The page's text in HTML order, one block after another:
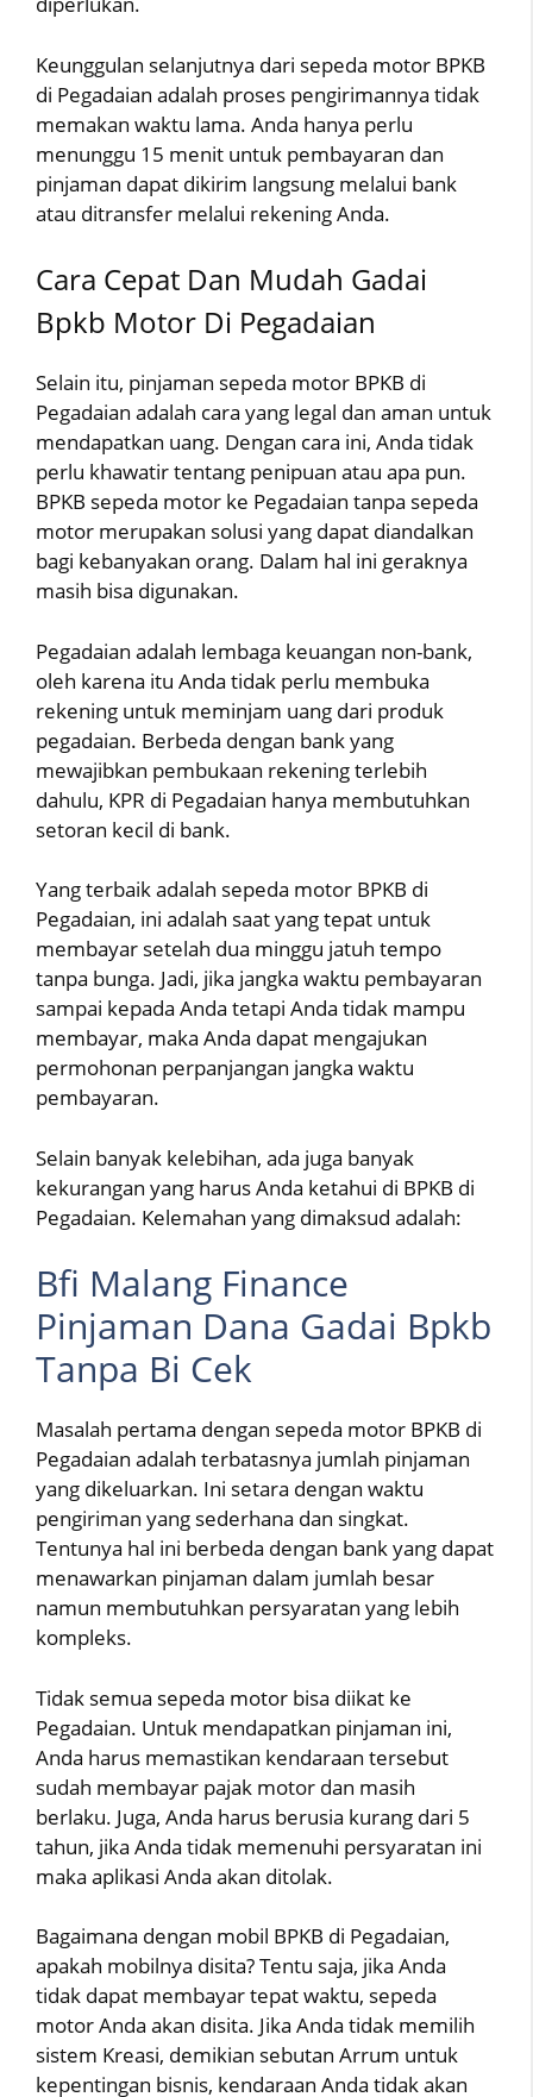
Keunggulan selanjutnya dari sepeda motor BPKB
di Pegadaian adalah proses pengirimannya tidak
memakan waktu lama. Anda hanya perlu
menunggu 15 menit untuk pembayaran dan
pinjaman dapat dikirim langsung melalui bank
atau ditransfer melalui rekening Anda.
Cara Cepat Dan Mudah Gadai
Bpkb Motor Di Pegadaian
Selain itu, pinjaman sepeda motor BPKB di
Pegadaian adalah cara yang legal dan aman untuk
mendapatkan uang. Dengan cara ini, Anda tidak
perlu khawatir tentang penipuan atau apa pun.
BPKB sepeda motor ke Pegadaian tanpa sepeda
motor merupakan solusi yang dapat diandalkan
bagi kebanyakan orang. Dalam hal ini geraknya
masih bisa digunakan.
Pegadaian adalah lembaga keuangan non-bank,
oleh karena itu Anda tidak perlu membuka
rekening untuk meminjam uang dari produk
pegadaian. Berbeda dengan bank yang
mewajibkan pembukaan rekening terlebih
dahulu, KPR di Pegadaian hanya membutuhkan
setoran kecil di bank.
Yang terbaik adalah sepeda motor BPKB di
Pegadaian, ini adalah saat yang tepat untuk
membayar setelah dua minggu jatuh tempo
tanpa bunga. Jadi, jika jangka waktu pembayaran
sampai kepada Anda tetapi Anda tidak mampu
membayar, maka Anda dapat mengajukan
permohonan perpanjangan jangka waktu
pembayaran.
Selain banyak kelebihan, ada juga banyak
kekurangan yang harus Anda ketahui di BPKB di
Pegadaian. Kelemahan yang dimaksud adalah:
Bfi Malang Finance
Pinjaman Dana Gadai Bpkb
Tanpa Bi Cek
Masalah pertama dengan sepeda motor BPKB di
Pegadaian adalah terbatasnya jumlah pinjaman
yang dikeluarkan. Ini setara dengan waktu
pengiriman yang sederhana dan singkat.
Tentunya hal ini berbeda dengan bank yang dapat
menawarkan pinjaman dalam jumlah besar
namun membutuhkan persyaratan yang lebih
kompleks.
Tidak semua sepeda motor bisa diikat ke
Pegadaian. Untuk mendapatkan pinjaman ini,
Anda harus memastikan kendaraan tersebut
sudah membayar pajak motor dan masih
berlaku. Juga, Anda harus berusia kurang dari 5
tahun, jika Anda tidak memenuhi persyaratan ini
maka aplikasi Anda akan ditolak.
Bagaimana dengan mobil BPKB di Pegadaian,
apakah mobilnya disita? Tentu saja, jika Anda
tidak dapat membayar tepat waktu, sepeda
motor Anda akan disita. Jika Anda tidak memilih
sistem Kreasi, demikian sebutan Arrum untuk
kepentingan bisnis, kendaraan Anda tidak akan